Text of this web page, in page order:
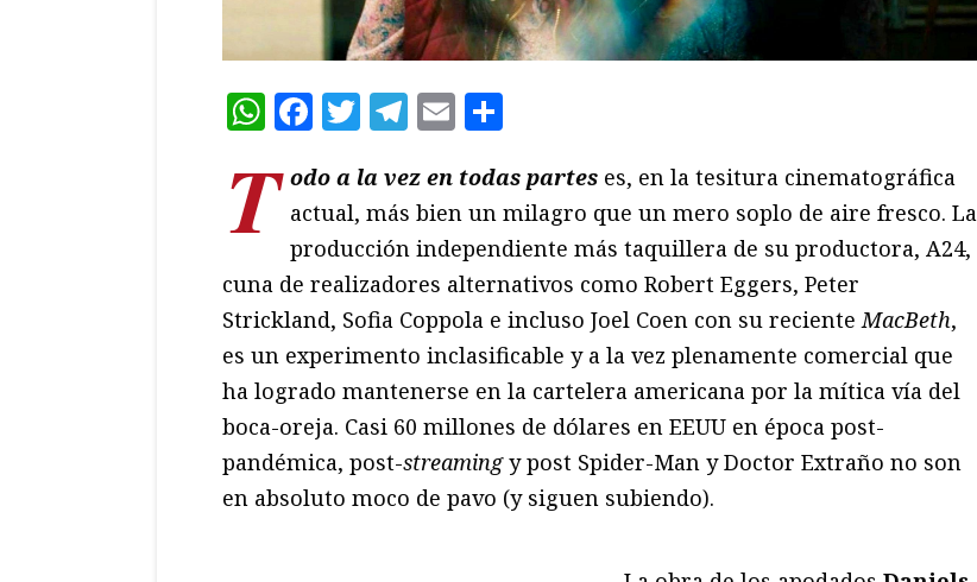
WhatsApp
Facebook
Twitter
Telegram
Email
T odo a la vez en todas partes es, en la tesitura cinematográfica
actual, más bien un milagro que un mero soplo de aire fresco. La
producción independiente más taquillera de su productora, A24,
cuna de realizadores alternativos como Robert Eggers, Peter
Strickland, Sofia Coppola e incluso Joel Coen con su reciente MacBeth,
es un experimento inclasificable y a la vez plenamente comercial que
ha logrado mantenerse en la cartelera americana por la mítica vía del
boca-oreja. Casi 60 millones de dólares en EEUU en época post-
pandémica, post-streamingy post Spider-Man y Doctor Extraño no son
en absoluto moco de pavo (y siguen subiendo).